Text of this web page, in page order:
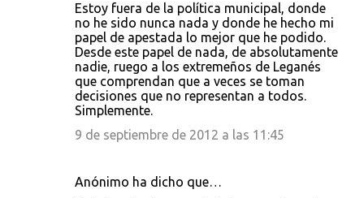
Estoy fuera de la política municipal, donde
no he sido nunca nada y donde he hecho mi
papel de apestada lo mejor que he podido.
Desde este papel de nada, de absolutamente
nadie, ruego a los extremeños de Leganés
que comprendan que a veces se toman
decisiones que no representan a todos.
Simplemente.
9 de septiembre de 2012 a las 11:45
Anónimo ha dicho que…